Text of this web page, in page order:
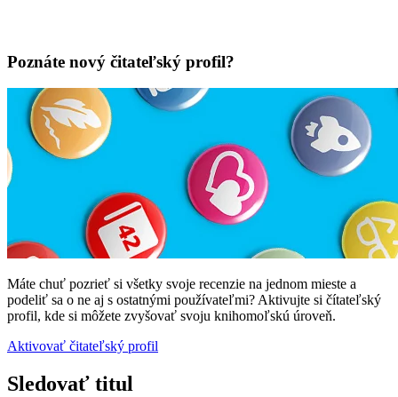
Poznáte nový čitateľský profil?
Máte chuť pozrieť si všetky svoje recenzie na jednom mieste a
podeliť sa o ne aj s ostatnými používateľmi? Aktivujte si čítateľský
profil, kde si môžete zvyšovať svoju knihomoľskú úroveň.
Aktivovať čitateľský profil
Sledovať titul